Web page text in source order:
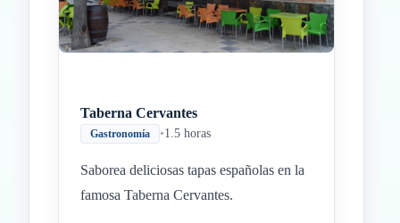
Taberna Cervantes
Gastronomía •1.5 horas
Saborea deliciosas tapas españolas en la
famosa Taberna Cervantes.